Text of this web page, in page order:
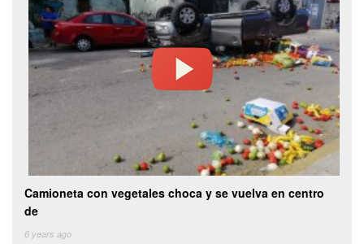
Camioneta con vegetales choca y se vuelva en centro
de
6 years ago